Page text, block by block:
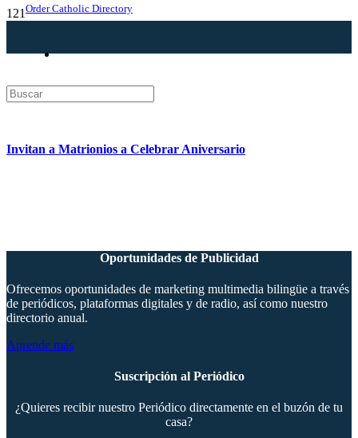
Order Catholic Directory
Invitan a Matrionios a Celebrar Aniversario
Oportunidades de Publicidad
Ofrecemos oportunidades de marketing multimedia bilingüe a través
de periódicos, plataformas digitales y de radio, así como nuestro
directorio anual.
Aprende más
Suscripción al Periódico
¿Quieres recibir nuestro Periódico directamente en el buzón de tu
casa?